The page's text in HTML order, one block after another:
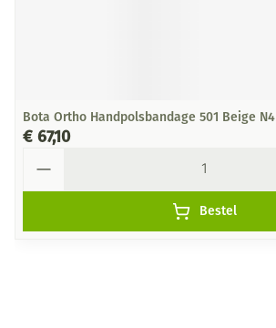
Bota Ortho Handpolsbandage 501 Beige N4
€ 67,10
Bestel